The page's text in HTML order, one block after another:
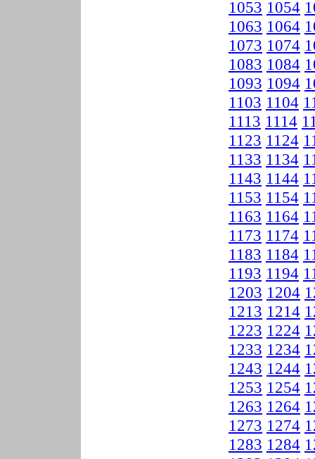
1053 1054
1063 1064
1073 1074
1083 1084
1093 1094
1103 1104
1113 1114
1123 1124
1133 1134
1143 1144
1153 1154
1163 1164
1173 1174
1183 1184
1193 1194
1203 1204
1213 1214
1223 1224
1233 1234
1243 1244
1253 1254
1263 1264
1273 1274
1283 1284